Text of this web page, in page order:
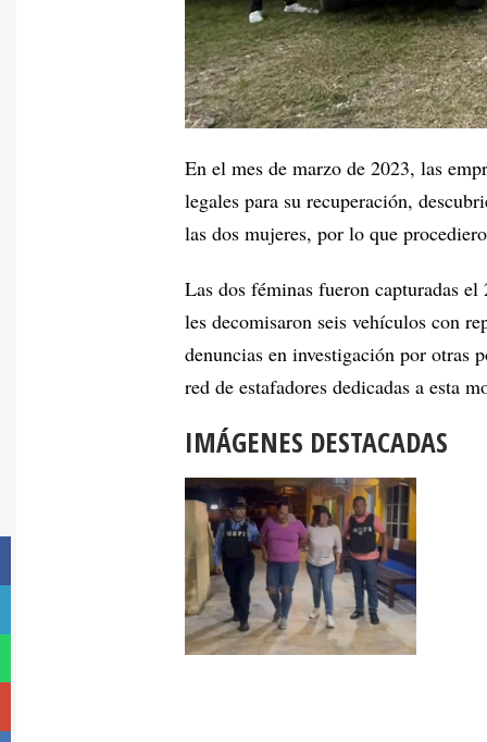
En el mes de marzo de 2023, las
legales para su recuperación,
las dos mujeres, por lo que
Las dos féminas fueron capturadas
les decomisaron seis vehículos con
denuncias en investigación por otras
red de estafadores dedicadas a esta
IMÁGENES DESTACADAS